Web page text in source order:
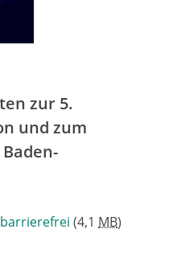
zur 5.
und zum
(4,1 MB)